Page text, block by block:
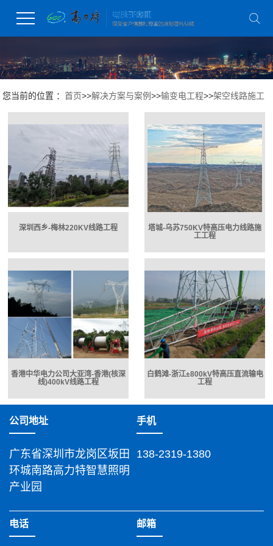
您当前的位置 ：首页>>解决方案与案例>>输变电工程>>架空线路施工
深圳西乡-梅林220KV线路工程
塔城-乌苏750KV特高压电力线路施
工工程
香港中华电力公司大亚湾-香港(核深
线)400kV线路工程
白鹤滩-浙江±800kV特高压直流输电
工程
公司地址
广东省深圳市龙岗区坂田
环城南路高力特智慧照明
产业园
手机
138-2319-1380
电话 邮箱